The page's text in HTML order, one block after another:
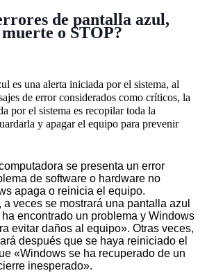
de pantalla azul,
o STOP?
es una alerta iniciada por el sistema, al
de error considerados como críticos, la
por el sistema es recopilar toda la
y apagar el equipo para prevenir
se presenta un error
de software o hardware no
apaga o reinicia el equipo.
veces se mostrará una pantalla azul
encontrado un problema y Windows
evitar daños al equipo». Otras veces,
después que se haya reiniciado el
«Windows se ha recuperado de un
inesperado».